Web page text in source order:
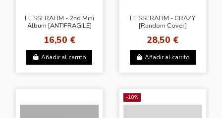
LE SSERAFIM - 2nd Mini
Album [ANTIFRAGILE]
16,50 €
Añadir al carrito
LE SSERAFIM - CRAZY
[Random Cover]
28,50 €
Añadir al carrito
-10%